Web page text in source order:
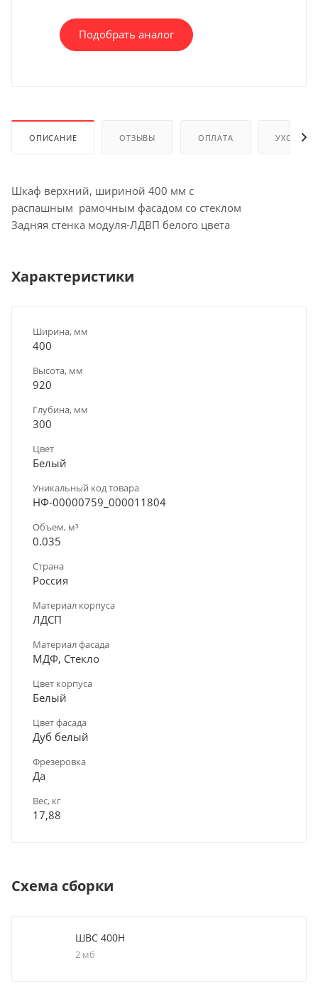
Подобрать аналог
ОПИСАНИЕ ОТЗЫВЫ ОПЛАТА УХОД И
Шкаф верхний, шириной 400 мм с
распашным рамочным фасадом со стеклом
Задняя стенка модуля-ЛДВП белого цвета
Характеристики
Ширина, мм
400
Высота, мм
920
Глубина, мм
300
Цвет
Белый
Уникальный код товара
НФ-00000759_000011804
Объем, м³
0.035
Страна
Россия
Материал корпуса
ЛДСП
Материал фасада
МДФ, Стекло
Цвет корпуса
Белый
Цвет фасада
Дуб белый
Фрезеровка
Да
Вес, кг
17,88
Схема сборки
ШВС 400Н
2 мб